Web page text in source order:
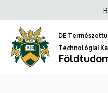
Intézet
a
tartalomra
DE
Technológiai